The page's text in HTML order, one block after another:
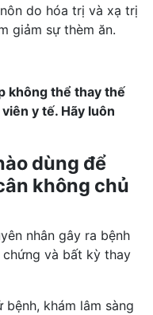
do hóa trị và xạ trị
giảm sự thèm ăn.
không thể thay thế
y tế. Hãy luôn
dùng để
không chủ
nhân gây ra bệnh
và bất kỳ thay
khám lâm sàng